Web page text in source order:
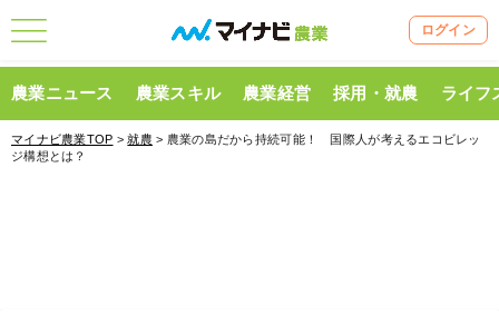
ログイン
農業ニュース 農業スキル 農業経営 採用・就農 ライフ
マイナビ農業TOP >就農 > 農業の島だから持続可能！ 国際人が考えるエコビレッ
ジ構想とは？